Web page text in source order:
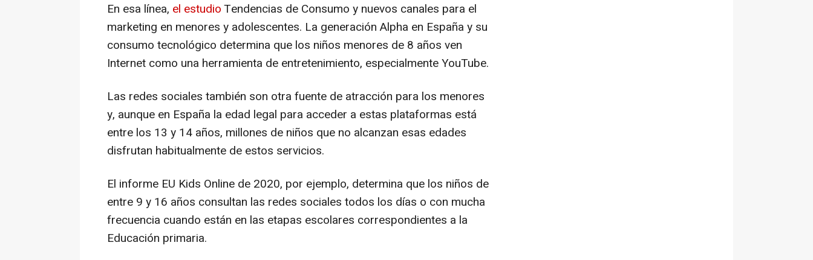
En esa línea, el estudioTendencias de Consumo y nuevos canales para el
marketing en menores y adolescentes. La generación Alpha en España y su
consumo tecnológico determina que los niños menores de 8 años ven
Internet como una herramienta de entretenimiento, especialmente YouTube.
Las redes sociales también son otra fuente de atracción para los menores
y, aunque en España la edad legal para acceder a estas plataformas está
entre los 13 y 14 años, millones de niños que no alcanzan esas edades
disfrutan habitualmente de estos servicios.
El informe EU Kids Online de 2020, por ejemplo, determina que los niños de
entre 9 y 16 años consultan las redes sociales todos los días o con mucha
frecuencia cuando están en las etapas escolares correspondientes a la
Educación primaria.